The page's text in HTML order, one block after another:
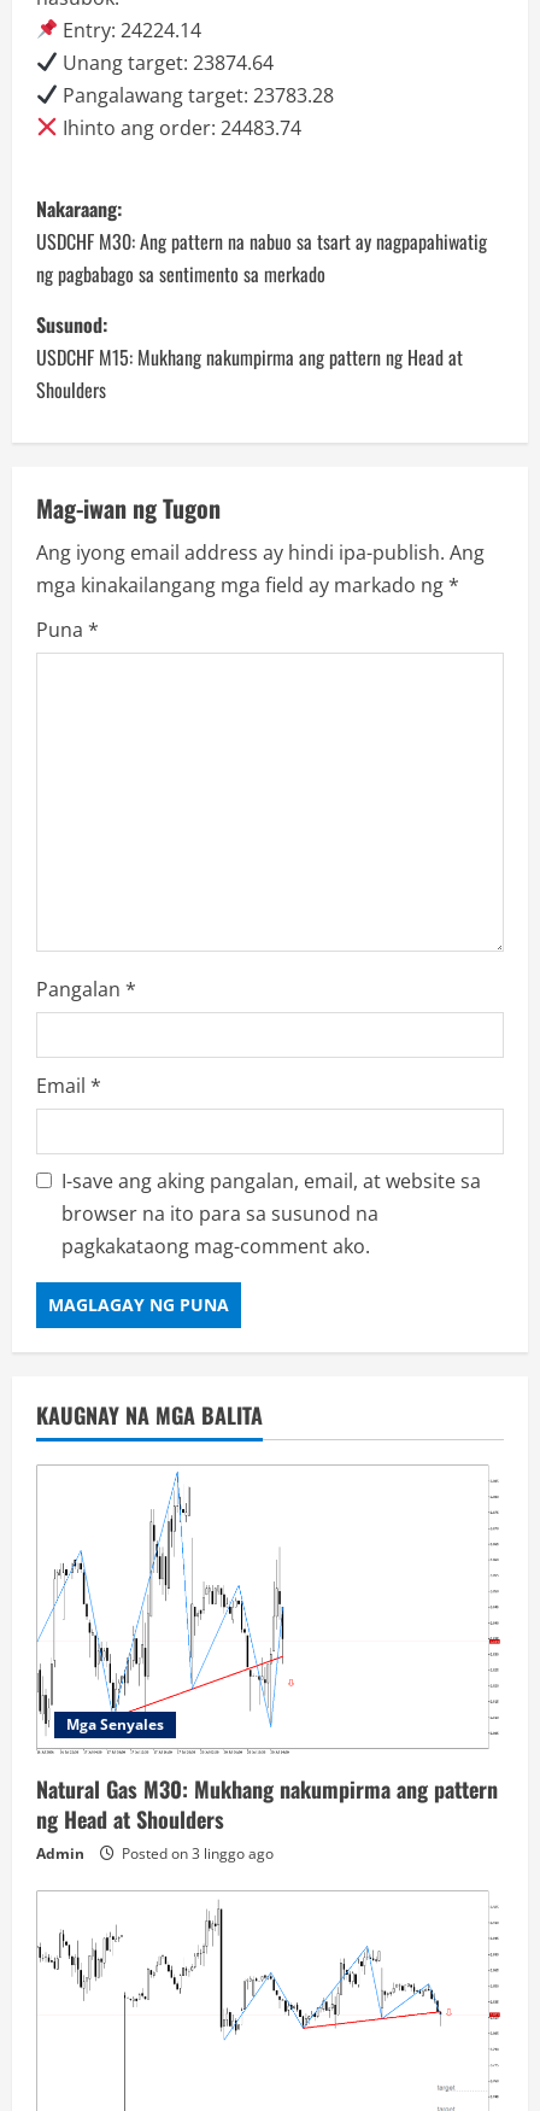
Entry: 24224.14
Unang target: 23874.64
Pangalawang target: 23783.28
Ihinto ang order: 24483.74
P
o
s
t
n
a
v
i
g
a
Nakaraang:
USDCHF M30: Ang pattern na nabuo sa tsart ay nagpapahiwatig
ng pagbabago sa sentimento sa merkado
Susunod:
USDCHF M15: Mukhang nakumpirma ang pattern ng Head at
Shoulders
Mag-iwan ng Tugon
Ang iyong email address ay hindi ipa-publish. Ang
mga kinakailangang mga field ay markado ng*
Puna *
Pangalan *
Email *
I-save ang aking pangalan, email, at website sa
browser na ito para sa susunod na
pagkakataong mag-comment ako.
KAUGNAY NA MGA BALITA
Mga Senyales
Natural Gas M30: Mukhang nakumpirma ang pattern
ng Head at Shoulders
Admin Posted on 3 linggo ago